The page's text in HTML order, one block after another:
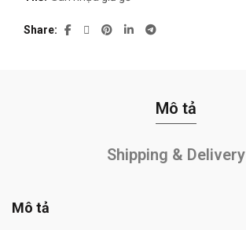
Share
Mô tả
Shipping & Delivery
Mô tả